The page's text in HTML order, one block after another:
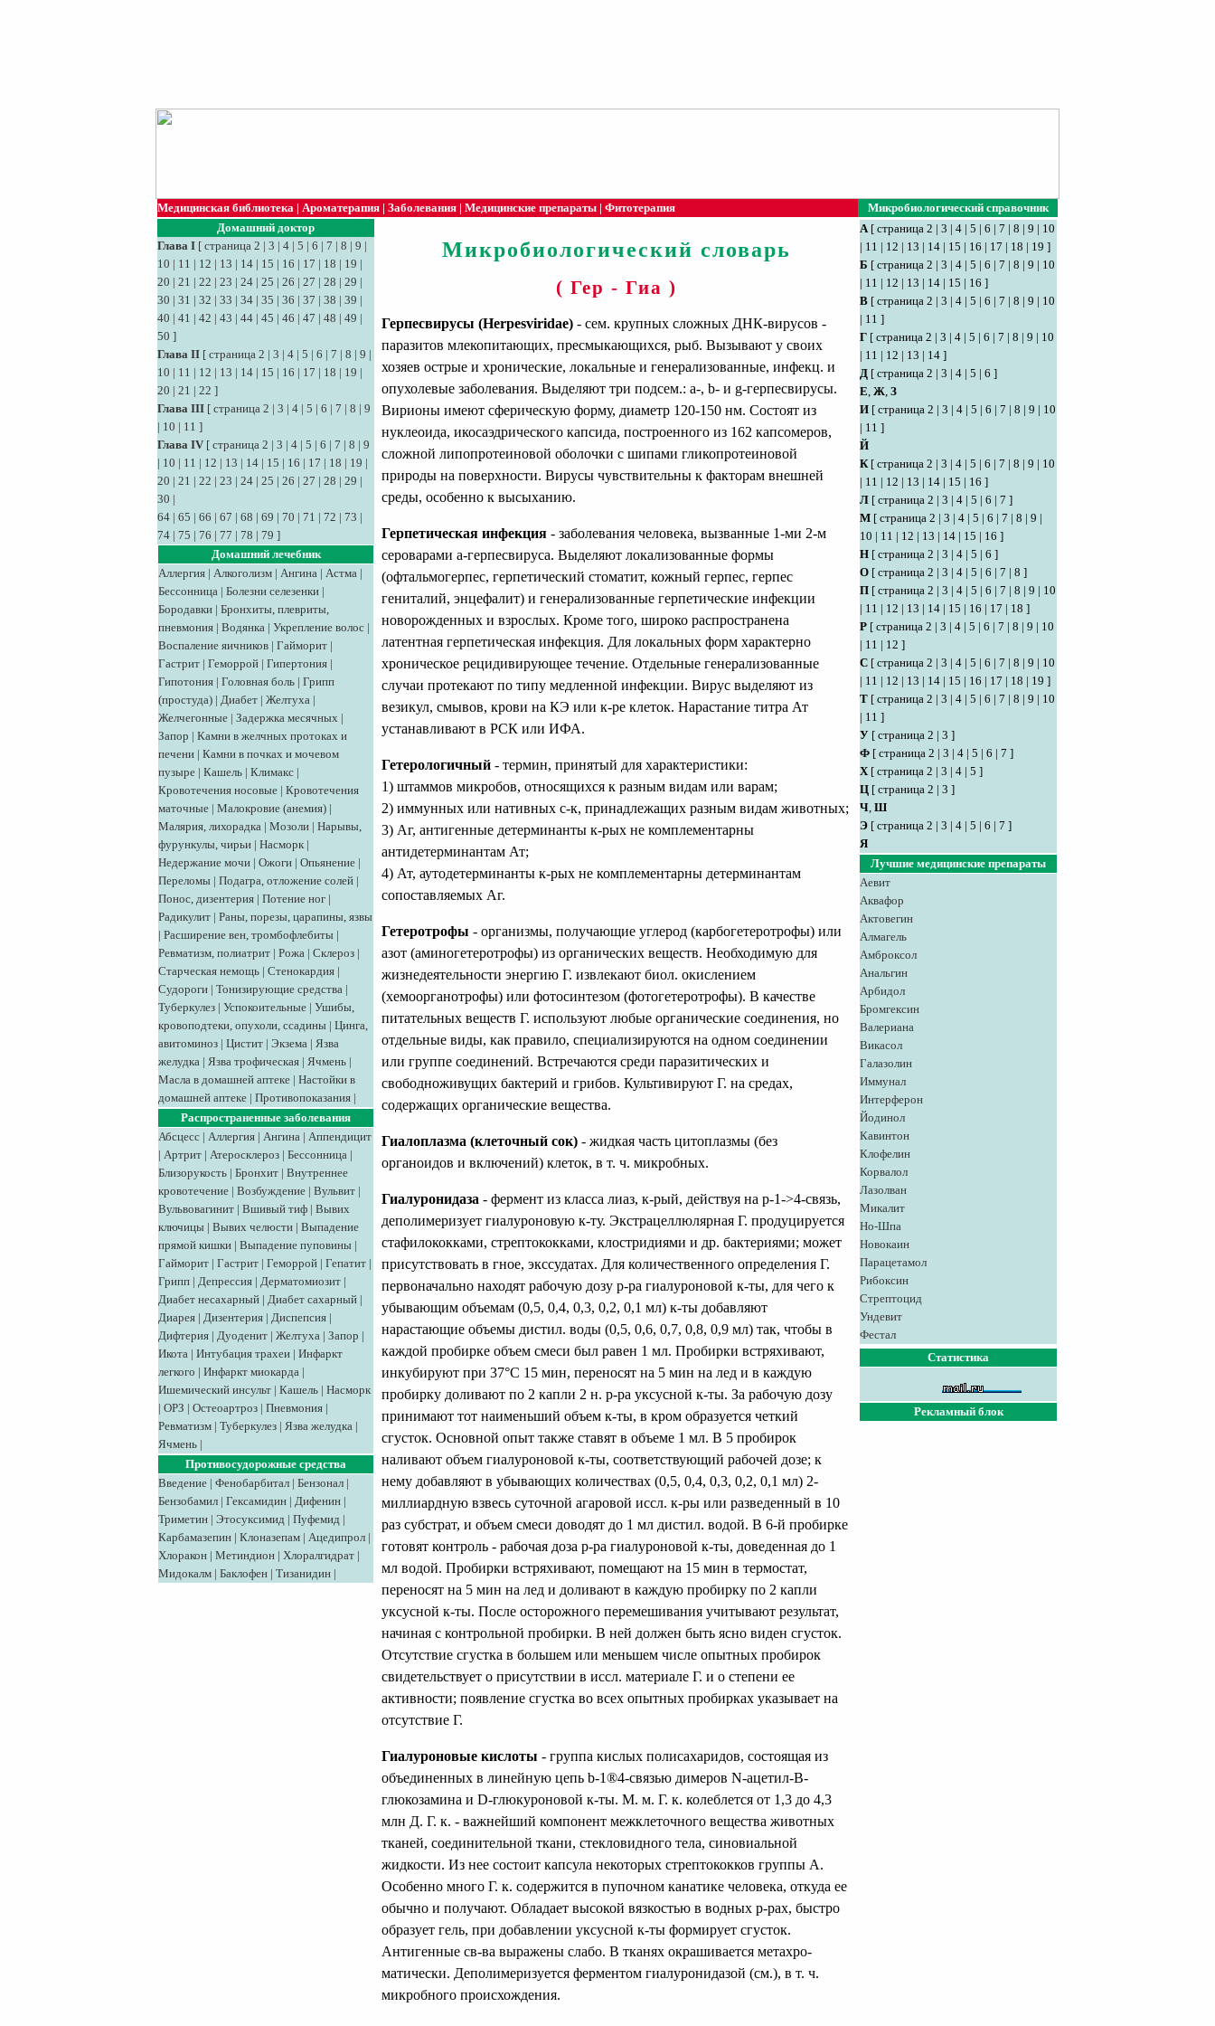
Медицинская библиотека | Ароматерапия | Заболевания | Медицинские препараты | Фитотерапия
Микробиологический справочник
Домашний доктор
Глава I [ страница 2 | 3 | 4 | 5 | 6 | 7 | 8 | 9 |
10 | 11 | 12 | 13 | 14 | 15 | 16 | 17 | 18 | 19 |
20 | 21 | 22 | 23 | 24 | 25 | 26 | 27 | 28 | 29 |
30 | 31 | 32 | 33 | 34 | 35 | 36 | 37 | 38 | 39 |
40 | 41 | 42 | 43 | 44 | 45 | 46 | 47 | 48 | 49 |
50 ]
Глава II [ страница 2 | 3 | 4 | 5 | 6 | 7 | 8 | 9 |
10 | 11 | 12 | 13 | 14 | 15 | 16 | 17 | 18 | 19 |
20 | 21 | 22 ]
Глава III [ страница 2 | 3 | 4 | 5 | 6 | 7 | 8 | 9
| 10 | 11 ]
Глава IV [ страница 2 | 3 | 4 | 5 | 6 | 7 | 8 | 9
| 10 | 11 | 12 | 13 | 14 | 15 | 16 | 17 | 18 | 19 |
20 | 21 | 22 | 23 | 24 | 25 | 26 | 27 | 28 | 29 |
30 |
64 | 65 | 66 | 67 | 68 | 69 | 70 | 71 | 72 | 73 |
74 | 75 | 76 | 77 | 78 | 79 ]
Домашний лечебник
Аллергия | Алкоголизм | Ангина | Астма |
Бессонница | Болезни селезенки |
Бородавки | Бронхиты, плевриты,
пневмония | Водянка | Укрепление волос |
Воспаление яичников | Гайморит |
Гастрит | Геморрой | Гипертония |
Гипотония | Головная боль | Грипп
(простуда) | Диабет | Желтуха |
Желчегонные | Задержка месячных |
Запор | Камни в желчных протоках и
печени | Камни в почках и мочевом
пузыре | Кашель | Климакс |
Кровотечения носовые | Кровотечения
маточные | Малокровие (анемия) |
Малярия, лихорадка | Мозоли | Нарывы,
фурункулы, чирьи | Насморк |
Недержание мочи | Ожоги | Опьянение |
Переломы | Подагра, отложение солей |
Понос, дизентерия | Потение ног |
Радикулит | Раны, порезы, царапины, язвы
| Расширение вен, тромбофлебиты |
Ревматизм, полиатрит | Рожа | Склероз |
Старческая немощь | Стенокардия |
Судороги | Тонизирующие средства |
Туберкулез | Успокоительные | Ушибы,
кровоподтеки, опухоли, ссадины | Цинга,
авитоминоз | Цистит | Экзема | Язва
желудка | Язва трофическая | Ячмень |
Масла в домашней аптеке | Настойки в
домашней аптеке | Противопоказания |
Распространенные заболевания
Абсцесс | Аллергия | Ангина | Аппендицит
| Артрит | Атеросклероз | Бессонница |
Близорукость | Бронхит | Внутреннее
кровотечение | Возбуждение | Вульвит |
Вульвовагинит | Вшивый тиф | Вывих
ключицы | Вывих челюсти | Выпадение
прямой кишки | Выпадение пуповины |
Гайморит | Гастрит | Геморрой | Гепатит |
Грипп | Депрессия | Дерматомиозит |
Диабет несахарный | Диабет сахарный |
Диарея | Дизентерия | Диспепсия |
Дифтерия | Дуоденит | Желтуха | Запор |
Икота | Интубация трахеи | Инфаркт
легкого | Инфаркт миокарда |
Ишемический инсульт | Кашель | Насморк
| ОРЗ | Остеоартроз | Пневмония |
Ревматизм | Туберкулез | Язва желудка |
Ячмень |
Противосудорожные средства
Введение | Фенобарбитал | Бензонал |
Бензобамил | Гексамидин | Дифенин |
Триметин | Этосуксимид | Пуфемид |
Карбамазепин | Клоназепам | Ацедипрол |
Хлоракон | Метиндион | Хлоралгидрат |
Мидокалм | Баклофен | Тизанидин |
Микробиологический словарь
( Гер - Гиа )
Герпесвирусы (Herpesviridae) - сем. крупных сложных ДНК-вирусов -
паразитов млекопитающих, пресмыкающихся, рыб. Вызывают у своих
хозяев острые и хронические, локальные и генерализованные, инфекц. и
опухолевые заболевания. Выделяют три подсем.: a-, b- и g-герпесвирусы.
Вирионы имеют сферическую форму, диаметр 120-150 нм. Состоят из
нуклеоида, икосаэдрического капсида, построенного из 162 капсомеров,
сложной липопротеиновой оболочки с шипами гликопротеиновой
природы на поверхности. Вирусы чувствительны к факторам внешней
среды, особенно к высыханию.
Герпетическая инфекция - заболевания человека, вызванные 1-ми 2-м
сероварами a-герпесвируса. Выделяют локализованные формы
(офтальмогерпес, герпетический стоматит, кожный герпес, герпес
гениталий, энцефалит) и генерализованные герпетические инфекции
новорожденных и взрослых. Кроме того, широко распространена
латентная герпетическая инфекция. Для локальных форм характерно
хроническое рецидивирующее течение. Отдельные генерализованные
случаи протекают по типу медленной инфекции. Вирус выделяют из
везикул, смывов, крови на КЭ или к-ре клеток. Нарастание титра Ат
устанавливают в РСК или ИФА.
Гетерологичный - термин, принятый для характеристики:
1) штаммов микробов, относящихся к разным видам или варам;
2) иммунных или нативных с-к, принадлежащих разным видам животных;
3) Аг, антигенные детерминанты к-рых не комплементарны
антидетерминантам Ат;
4) Ат, аутодетерминанты к-рых не комплементарны детерминантам
сопоставляемых Аг.
Гетеротрофы - организмы, получающие углерод (карбогетеротрофы) или
азот (аминогетеротрофы) из органических веществ. Необходимую для
жизнедеятельности энергию Г. извлекают биол. окислением
(хемоорганотрофы) или фотосинтезом (фотогетеротрофы). В качестве
питательных веществ Г. используют любые органические соединения, но
отдельные виды, как правило, специализируются на одном соединении
или группе соединений. Встречаются среди паразитических и
свободноживущих бактерий и грибов. Культивируют Г. на средах,
содержащих органические вещества.
Гиалоплазма (клеточный сок) - жидкая часть цитоплазмы (без
органоидов и включений) клеток, в т. ч. микробных.
Гиалуронидаза - фермент из класса лиаз, к-рый, действуя на р-1->4-связь,
деполимеризует гиалуроновую к-ту. Экстрацеллюлярная Г. продуцируется
стафилококками, стрептококками, клостридиями и др. бактериями; может
присутствовать в гное, экссудатах. Для количественного определения Г.
первоначально находят рабочую дозу р-ра гиалуроновой к-ты, для чего к
убывающим объемам (0,5, 0,4, 0,3, 0,2, 0,1 мл) к-ты добавляют
нарастающие объемы дистил. воды (0,5, 0,6, 0,7, 0,8, 0,9 мл) так, чтобы в
каждой пробирке объем смеси был равен 1 мл. Пробирки встряхивают,
инкубируют при 37°С 15 мин, переносят на 5 мин на лед и в каждую
пробирку доливают по 2 капли 2 н. р-ра уксусной к-ты. За рабочую дозу
принимают тот наименьший объем к-ты, в кром образуется четкий
сгусток. Основной опыт также ставят в объеме 1 мл. В 5 пробирок
наливают объем гиалуроновой к-ты, соответствующий рабочей дозе; к
нему добавляют в убывающих количествах (0,5, 0,4, 0,3, 0,2, 0,1 мл) 2-
миллиардную взвесь суточной агаровой иссл. к-ры или разведенный в 10
раз субстрат, и объем смеси доводят до 1 мл дистил. водой. В 6-й пробирке
готовят контроль - рабочая доза р-ра гиалуроновой к-ты, доведенная до 1
мл водой. Пробирки встряхивают, помещают на 15 мин в термостат,
переносят на 5 мин на лед и доливают в каждую пробирку по 2 капли
уксусной к-ты. После осторожного перемешивания учитывают результат,
начиная с контрольной пробирки. В ней должен быть ясно виден сгусток.
Отсутствие сгустка в большем или меньшем числе опытных пробирок
свидетельствует о присутствии в иссл. материале Г. и о степени ее
активности; появление сгустка во всех опытных пробирках указывает на
отсутствие Г.
Гиалуроновые кислоты - группа кислых полисахаридов, состоящая из
объединенных в линейную цепь b-1®4-связью димеров N-ацетил-В-
глюкозамина и D-глюкуроновой к-ты. М. м. Г. к. колеблется от 1,3 до 4,3
млн Д. Г. к. - важнейший компонент межклеточного вещества животных
тканей, соединительной ткани, стекловидного тела, синовиальной
жидкости. Из нее состоит капсула некоторых стрептококков группы А.
Особенно много Г. к. содержится в пупочном канатике человека, откуда ее
обычно и получают. Обладает высокой вязкостью в водных р-рах, быстро
образует гель, при добавлении уксусной к-ты формирует сгусток.
Антигенные св-ва выражены слабо. В тканях окрашивается метахро-
матически. Деполимеризуется ферментом гиалуронидазой (см.), в т. ч.
микробного происхождения.
А[ страница 2 | 3 | 4 | 5 | 6 | 7 | 8 | 9 | 10
| 11 | 12 | 13 | 14 | 15 | 16 | 17 | 18 | 19 ]
Б [ страница 2 | 3 | 4 | 5 | 6 | 7 | 8 | 9 | 10
| 11 | 12 | 13 | 14 | 15 | 16 ]
В [ страница 2 | 3 | 4 | 5 | 6 | 7 | 8 | 9 | 10
| 11 ]
Г [ страница 2 | 3 | 4 | 5 | 6 | 7 | 8 | 9 | 10
| 11 | 12 | 13 | 14 ]
Д [ страница 2 | 3 | 4 | 5 | 6 ]
Е, Ж, З
И [ страница 2 | 3 | 4 | 5 | 6 | 7 | 8 | 9 | 10
| 11 ]
Й
К[ страница 2 | 3 | 4 | 5 | 6 | 7 | 8 | 9 | 10
| 11 | 12 | 13 | 14 | 15 | 16 ]
Л [ страница 2 | 3 | 4 | 5 | 6 | 7 ]
М [ страница 2 | 3 | 4 | 5 | 6 | 7 | 8 | 9 |
10 | 11 | 12 | 13 | 14 | 15 | 16 ]
Н [ страница 2 | 3 | 4 | 5 | 6 ]
О [ страница 2 | 3 | 4 | 5 | 6 | 7 | 8 ]
П [ страница 2 | 3 | 4 | 5 | 6 | 7 | 8 | 9 | 10
| 11 | 12 | 13 | 14 | 15 | 16 | 17 | 18 ]
Р [ страница 2 | 3 | 4 | 5 | 6 | 7 | 8 | 9 | 10
| 11 | 12 ]
С [ страница 2 | 3 | 4 | 5 | 6 | 7 | 8 | 9 | 10
| 11 | 12 | 13 | 14 | 15 | 16 | 17 | 18 | 19 ]
Т [ страница 2 | 3 | 4 | 5 | 6 | 7 | 8 | 9 | 10
| 11 ]
У [ страница 2 | 3 ]
Ф [ страница 2 | 3 | 4 | 5 | 6 | 7 ]
Х[ страница 2 | 3 | 4 | 5 ]
Ц [ страница 2 | 3 ]
Ч, Ш
Э [ страница 2 | 3 | 4 | 5 | 6 | 7 ]
Я
Лучшие медицинские препараты
Аевит
Аквафор
Актовегин
Алмагель
Амброксол
Анальгин
Арбидол
Бромгексин
Валериана
Викасол
Галазолин
Иммунал
Интерферон
Йодинол
Кавинтон
Клофелин
Корвалол
Лазолван
Микалит
Но-Шпа
Новокаин
Парацетамол
Рибоксин
Стрептоцид
Ундевит
Фестал
Статистика
Рекламный блок